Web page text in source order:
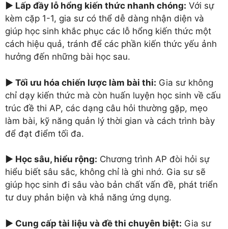
► Lấp đầy lỗ hổng kiến thức nhanh chóng: Với sự
kèm cặp 1-1, gia sư có thể dễ dàng nhận diện và
giúp học sinh khắc phục các lỗ hổng kiến thức một
cách hiệu quả, tránh để các phần kiến thức yếu ảnh
hưởng đến những bài học sau.
► Tối ưu hóa chiến lược làm bài thi: Gia sư không
chỉ dạy kiến thức mà còn huấn luyện học sinh về cấu
trúc đề thi AP, các dạng câu hỏi thường gặp, mẹo
làm bài, kỹ năng quản lý thời gian và cách trình bày
để đạt điểm tối đa.
► Học sâu, hiểu rộng: Chương trình AP đòi hỏi sự
hiểu biết sâu sắc, không chỉ là ghi nhớ. Gia sư sẽ
giúp học sinh đi sâu vào bản chất vấn đề, phát triển
tư duy phản biện và khả năng ứng dụng.
► Cung cấp tài liệu và đề thi chuyên biệt: Gia sư